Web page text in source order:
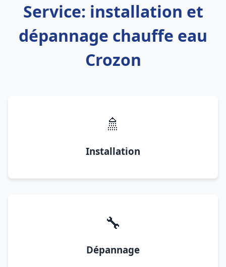
Service: installation et
dépannage chauffe eau
Crozon
🚿
Installation
🔧
Dépannage